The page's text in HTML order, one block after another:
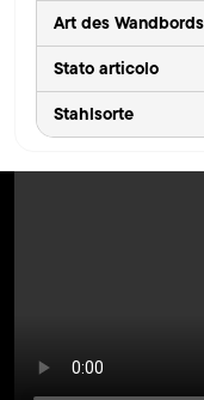
Art des Wandbords
Stato articolo
Stahlsorte